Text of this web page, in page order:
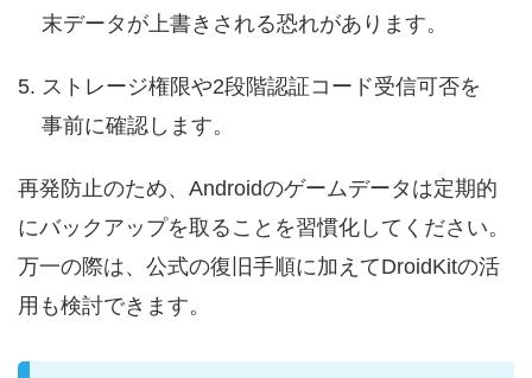
末データが上書きされる恐れがあります。
ストレージ権限や2段階認証コード受信可否を
事前に確認します。
再発防止のため、Androidのゲームデータは定期的
にバックアップを取ることを習慣化してください。
万一の際は、公式の復旧手順に加えてDroidKitの活
用も検討できます。